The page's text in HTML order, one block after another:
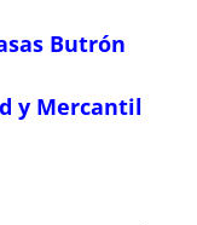
Butrón
y Mercantil